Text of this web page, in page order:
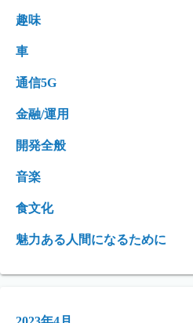
趣味
車
通信5G
金融/運用
開発全般
音楽
食文化
魅力ある人間になるために